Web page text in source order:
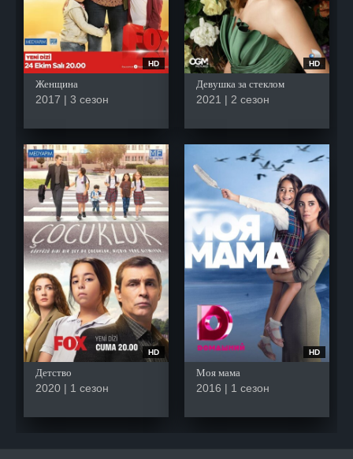
HD
Женщина
2017 | 3 сезон
HD
Девушка за стеклом
2021 | 2 сезон
HD
Детство
2020 | 1 сезон
HD
Моя мама
2016 | 1 сезон